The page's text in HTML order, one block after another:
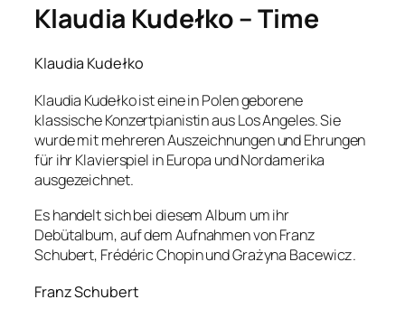
Klaudia Kudełko – Time
Klaudia Kudełko
Klaudia Kudełko ist eine in Polen geborene
klassische Konzertpianistin aus Los Angeles. Sie
wurde mit mehreren Auszeichnungen und Ehrungen
für ihr Klavierspiel in Europa und Nordamerika
ausgezeichnet.
Es handelt sich bei diesem Album um ihr
Debütalbum, auf dem Aufnahmen von Franz
Schubert, Frédéric Chopin und Grażyna Bacewicz.
Franz Schubert